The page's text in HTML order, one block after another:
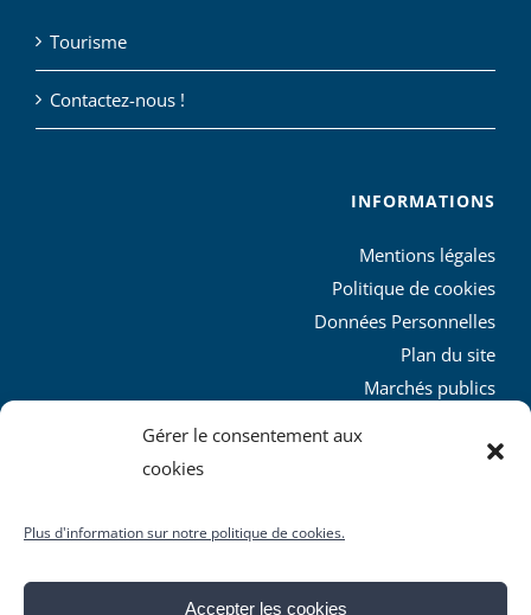
Gérer le consentement aux
cookies
Plus d'information sur notre politique de cookies.
Accepter les cookies
Tourisme
Contactez-nous !
INFORMATIONS
Mentions légales
Politique de cookies
Données Personnelles
Plan du site
Marchés publics
L’agglo recrute